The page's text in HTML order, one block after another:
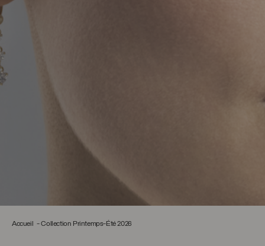
Accueil Collection Printemps-Été 2026